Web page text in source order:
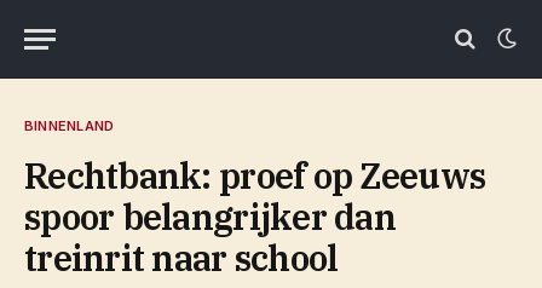
BINNENLAND
Rechtbank: proef op Zeeuws
spoor belangrijker dan
treinrit naar school